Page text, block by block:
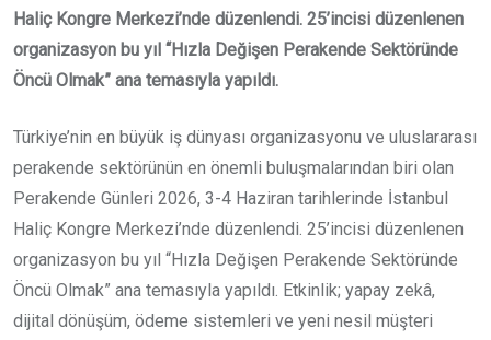
Haliç Kongre Merkezi’nde düzenlendi. 25’incisi düzenlenen
organizasyon bu yıl “Hızla Değişen Perakende Sektöründe
Öncü Olmak” ana temasıyla yapıldı.
Türkiye’nin en büyük iş dünyası organizasyonu ve uluslararası
perakende sektörünün en önemli buluşmalarından biri olan
Perakende Günleri 2026, 3-4 Haziran tarihlerinde İstanbul
Haliç Kongre Merkezi’nde düzenlendi. 25’incisi düzenlenen
organizasyon bu yıl “Hızla Değişen Perakende Sektöründe
Öncü Olmak” ana temasıyla yapıldı. Etkinlik; yapay zekâ,
dijital dönüşüm, ödeme sistemleri ve yeni nesil müşteri